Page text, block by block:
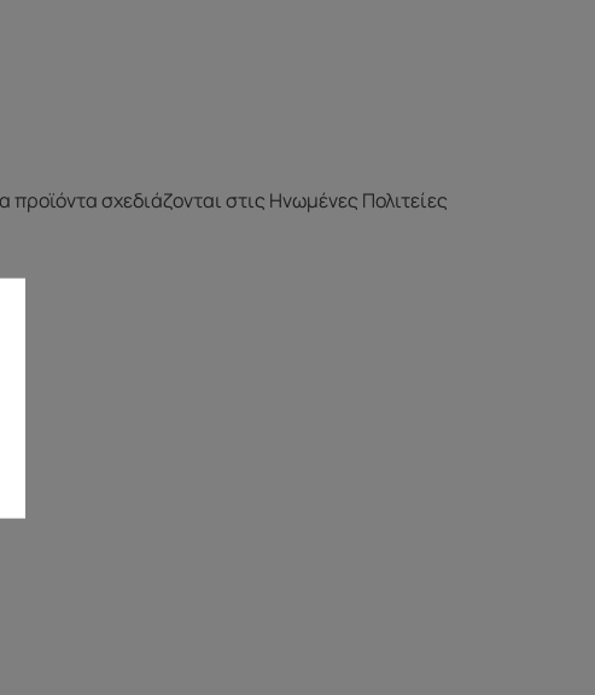
σχεδιάζονται στις Ηνωμένες Πολιτείες